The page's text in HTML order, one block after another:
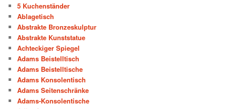
5 Kuchenständer
Ablagetisch
Abstrakte Bronzeskulptur
Abstrakte Kunststatue
Achteckiger Spiegel
Adams Beistelltisch
Adams Beistelltische
Adams Konsolentisch
Adams Seitenschränke
Adams-Konsolentische